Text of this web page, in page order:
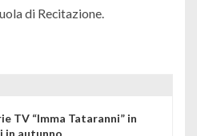
di Recitazione.
TV “Imma Tataranni” in
in autunno